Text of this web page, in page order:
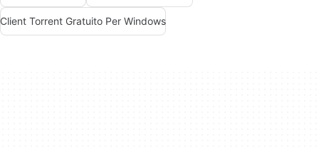
Client Torrent Gratuito Per Windows